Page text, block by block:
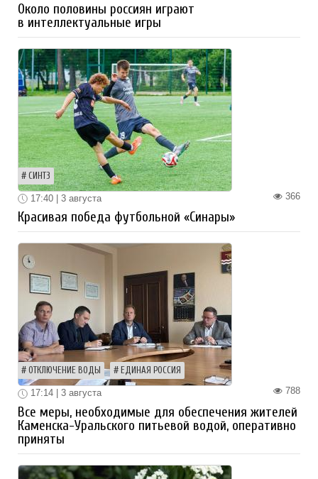
Около половины россиян играют
в интеллектуальные игры
СИНТЗ
366
17:40 | 3 августа
Красивая победа футбольной «Синары»
ОТКЛЮЧЕНИЕ ВОДЫ ЕДИНАЯ РОССИЯ
788
17:14 | 3 августа
Все меры, необходимые для обеспечения жителей
Каменска-Уральского питьевой водой, оперативно
приняты